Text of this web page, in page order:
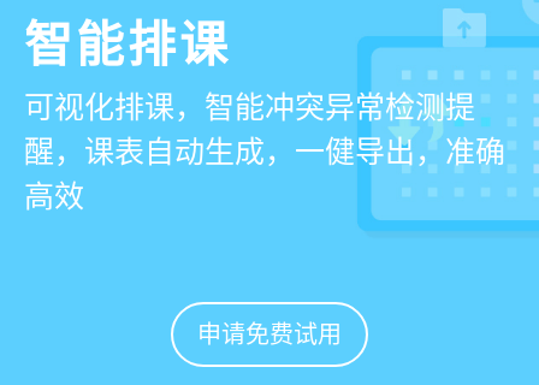
管学校，用校盈易
培训机构教务管理系
统
有效提升运营管理效率45%
申请免费试用
智能排课
可视化排课，智能冲突异常检测提
醒，课表自动生成，一健导出，准确
高效
申请免费试用
课时统计
学员签到同步扣减课时，老师带课量
自动统计、汇总，数据清晰可查免扯
皮
申请免费试用
家校互动
一部手机链接教师、学员、家长，沟
通互动零距离，服务贴心铸口碑促续
费
申请免费试用